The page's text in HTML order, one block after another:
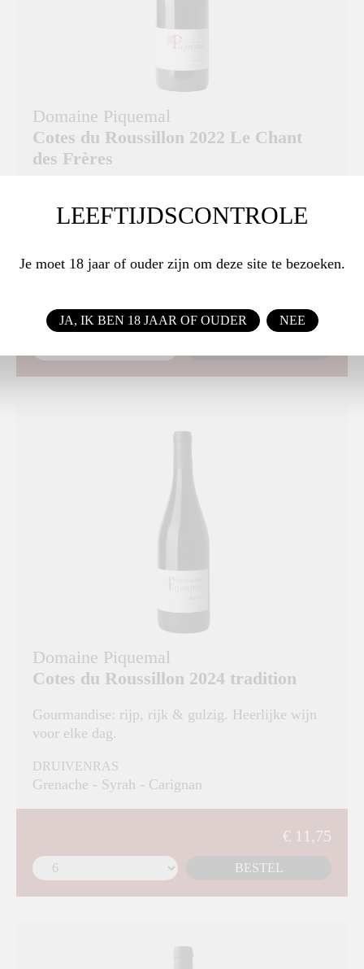
Domaine Piquemal
Cotes du Roussillon 2022 Le Chant
des Frères
de rijping op eiken.
50% Syrah en 50% Grenache
€ 14,25
Domaine Piquemal
Cotes du Roussillon 2024 tradition
Gourmandise: rijp, rijk & gulzig. Heerlijke wijn
voor elke dag.
DRUIVENRAS
Grenache - Syrah - Carignan
€ 11,75
BESTEL
LEEFTIJDSCONTROLE
Je moet 18 jaar of ouder zijn om deze site te bezoeken.
JA, IK BEN 18 JAAR OF OUDER NEE